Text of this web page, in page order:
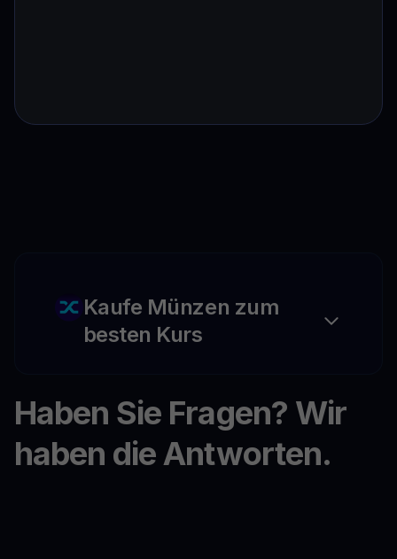
Kaufe Münzen zum
besten Kurs
Haben Sie Fragen? Wir
haben die Antworten.